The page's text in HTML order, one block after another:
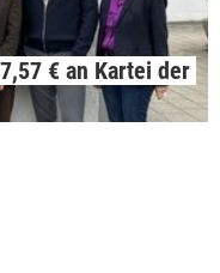
€ an Kartei der